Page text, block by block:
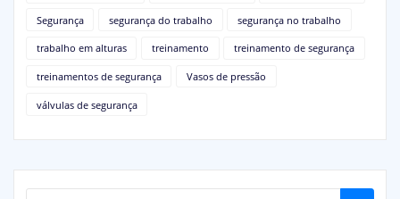
Segurança segurança do trabalho segurança no trabalho
trabalho em alturas treinamento treinamento de segurança
treinamentos de segurança Vasos de pressão
válvulas de segurança